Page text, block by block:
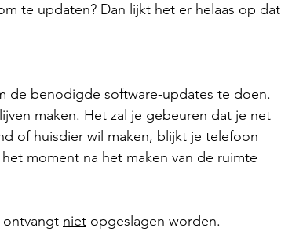
te updaten? Dan lijkt het er helaas op dat
de benodigde software-updates te doen.
maken. Het zal je gebeuren dat je net
of huisdier wil maken, blijkt je telefoon
moment na het maken van de ruimte
ontvangt niet opgeslagen worden.